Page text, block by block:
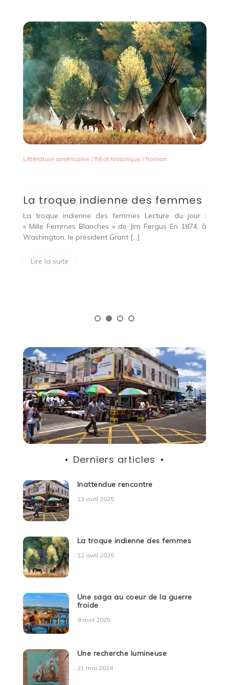
Littérature américaine/ Récit historique/ Roman
La troque indienne des femmes
La troque indienne des femmes Lecture du jour :
« Mille Femmes Blanches » de Jim Fergus En 1874, à
Washington, le président Grant […]
Lire la suite
Derniers articles
Inattendue rencontre
13 avril 2025
La troque indienne des femmes
12 avril 2025
Une saga au coeur de la guerre
froide
9 avril 2025
Une recherche lumineuse
21 mai 2024